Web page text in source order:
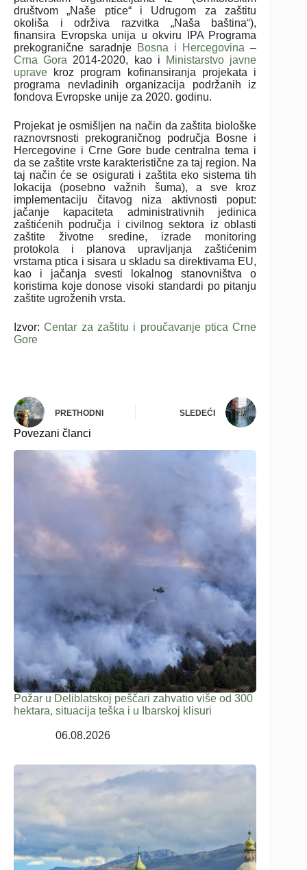
društvom „Naše ptice“ i Udrugom za zaštitu
okoliša i održiva razvitka „Naša baština“),
finansira Evropska unija u okviru IPA Programa
prekogranične saradnje Bosna i Hercegovina –
Crna Gora 2014-2020, kao i
Ministarstvo javne
uprave kroz program kofinansiranja projekata i
programa nevladinih organizacija podržanih iz
fondova Evropske unije za 2020. godinu.
Projekat je osmišljen na način da zaštita biološke
raznovrsnosti prekograničnog područja Bosne i
Hercegovine i Crne Gore bude centralna tema i
da se zaštite vrste karakteristične za taj region. Na
taj način će se osigurati i zaštita eko sistema tih
lokacija (posebno važnih šuma), a sve kroz
implementaciju čitavog niza aktivnosti poput:
jačanje kapaciteta administrativnih jedinica
zaštićenih područja i civilnog sektora iz oblasti
zaštite životne sredine, izrade monitoring
protokola i planova upravljanja zaštićenim
vrstama ptica i sisara u skladu sa direktivama EU,
kao i jačanja svesti lokalnog stanovništva o
koristima koje donose visoki standardi po pitanju
zaštite ugroženih vrsta.
Izvor:Centar za zaštitu i proučavanje ptica Crne
Gore
PRETHODNI SLEDEĆI
Povezani članci
Požar u Deliblatskoj peščari zahvatio više od 300
hektara, situacija teška i u Ibarskoj klisuri
06.08.2026